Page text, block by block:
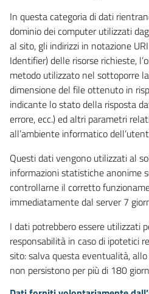
In questa categoria di dati
dominio dei computer utilizzati
al sito, gli indirizzi in notazione
Identifier) delle risorse richieste,
metodo utilizzato nel sottoporre
dimensione del file ottenuto in
indicante lo stato della risposta
errore, ecc.) ed altri parametri
all’ambiente informatico
Questi dati vengono utilizzati al
informazioni statistiche anonime
controllarne il corretto
immediatamente dal server 7
I dati potrebbero essere utilizzati
responsabilità in caso di ipotetici
sito: salva questa eventualità,
non persistono per più di 180